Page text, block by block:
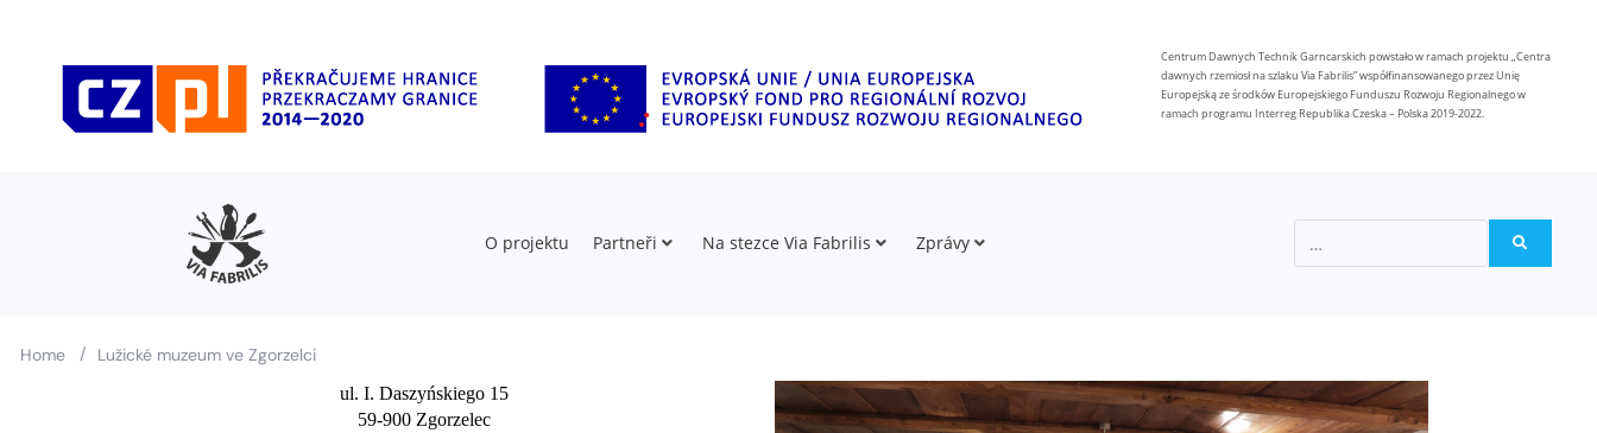
Centrum Dawnych Technik Garncarskich powstało w ramach projektu „Centra
dawnych rzemiosł na szlaku Via Fabrilis” współfinansowanego przez Unię
Europejską ze środków Europejskiego Funduszu Rozwoju Regionalnego w
ramach programu Interreg Republika Czeska – Polska 2019-2022.
O projektu Partneři Na stezce Via Fabrilis Zprávy
Home / Lužické muzeum ve Zgorzelci
ul. I. Daszyńskiego 15
59-900 Zgorzelec